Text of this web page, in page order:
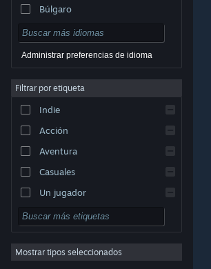
© Valve Corporation. Todos los derechos reservados.
Todas las marcas registradas pertenecen a sus
respectivos dueños en EE. UU. y otros países.Política
de Privacidad|Información legal|Accesibilidad|
Cookies
Búlgaro
Checo
Danés
Alemán
Inglés
Español (España)
Griego
Administrar preferencias de idioma
Filtrar por etiqueta
Indie
Acción
Aventura
Casuales
Un jugador
Simuladores
Rol
Estrategia
Mostrar tipos seleccionados